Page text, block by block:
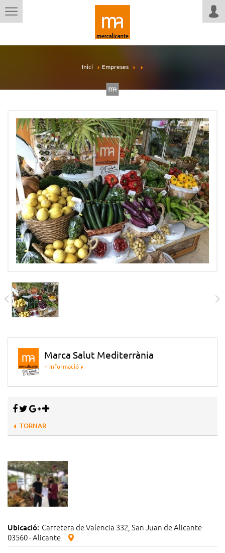
Inici Empreses
Marca Salut Mediterrània
+ Informació
TORNAR
Ubicació: Carretera de Valencia 332, San Juan de Alicante
03560 - Alicante